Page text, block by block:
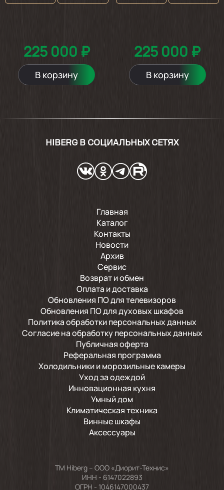
225 000 ₽
В корзину
225 000 ₽
В корзину
HIBERG В СОЦИАЛЬНЫХ СЕТЯХ
Главная
Каталог
Контакты
Новости
Архив
Сервис
Возврат и обмен
Оплата и доставка
Обновления ПО для телевизоров
Обновления ПО для духовых шкафов
Политика обработки персональных данных
Согласие на обработку персональных данных
Публичная оферта
Реферальная программа
Холодильники и морозильные камеры
Уход за одеждой
Инновационная кухня
Умный дом
Климатическая техника
Винные шкафы
Аксессуары
TM Hiberg – ООО «Диорит-Технис»
ИНН - 6147022893
ОГРН - 1046147000437